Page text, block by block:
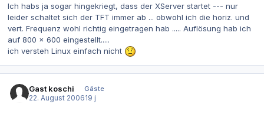
Ich habs ja sogar hingekriegt, dass der XServer startet --- nur
leider schaltet sich der TFT immer ab ... obwohl ich die horiz. und
vert. Frequenz wohl richtig eingetragen hab ..... Auflösung hab ich
auf 800 x 600 eingestellt.....
ich versteh Linux einfach nicht
Gast koschi
Gäste
22. August 200619 j